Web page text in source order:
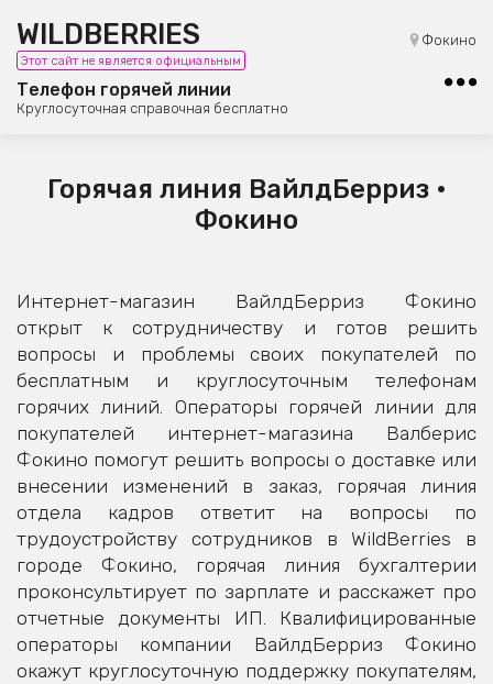
WILDBERRIES
Этот сайт не является официальным
Телефон горячей линии
Круглосуточная справочная бесплатно
Фокино
8 (800) 101-42-23
Бесплатная юридическая консультация
Горячая линия ВайлдБерриз •
Фокино
Интернет-магазин ВайлдБерриз Фокино
открыт к сотрудничеству и готов решить
вопросы и проблемы своих покупателей по
бесплатным и круглосуточным телефонам
горячих линий. Операторы горячей линии для
покупателей интернет-магазина Валберис
Фокино помогут решить вопросы о доставке или
внесении изменений в заказ, горячая линия
отдела кадров ответит на вопросы по
трудоустройству сотрудников в WildBerries в
городе Фокино, горячая линия бухгалтерии
проконсультирует по зарплате и расскажет про
отчетные документы ИП. Квалифицированные
операторы компании ВайлдБерриз Фокино
окажут круглосуточную поддержку покупателям,